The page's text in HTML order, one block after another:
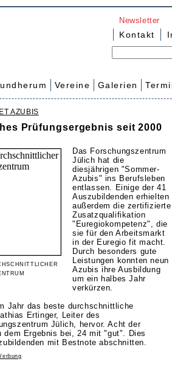
Newsletter
Kontakt
Vereine Galerien
AZUBIS
Prüfungsergebnis seit 2000
Das Forschungszentrum
Jülich hat die
diesjährigen "Sommer-
Azubis" ins Berufsleben
entlassen. Einige der 41
Auszubildenden erhielten
außerdem die zertifizierte
Zusatzqualifikation
"Euregiokompetenz", die
sie für den Arbeitsmarkt
in der Euregio fit macht.
Durch besonders gute
Leistungen konnten neun
Azubis ihre Ausbildung
um ein halbes Jahr
verkürzen.
Jahr das beste durchschnittliche
Ertinger, Leiter des
Jülich, hervor. Acht der
Ergebnis bei, 24 mit "gut". Dies
mit Bestnote abschnitten.